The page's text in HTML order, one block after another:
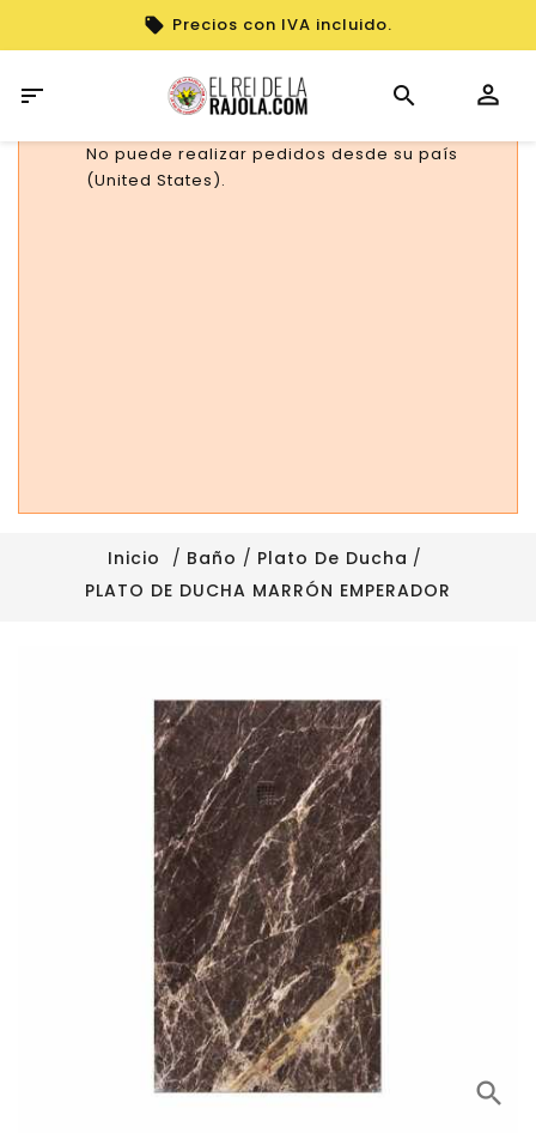
Precios con IVA incluido.

No puede realizar pedidos desde su país
(United States).
Inicio Baño
Plato De Ducha
PLATO DE DUCHA MARRÓN EMPERADOR
search